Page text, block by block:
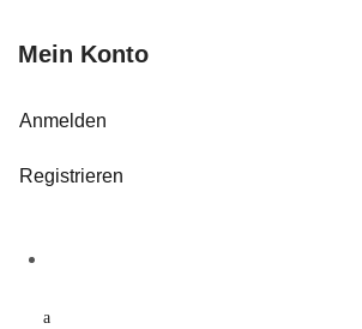
Mein Konto
Anmelden
Registrieren